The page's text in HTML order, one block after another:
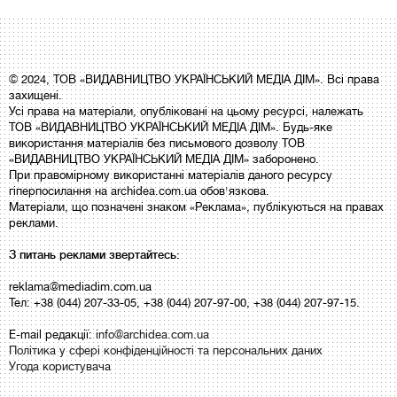
© 2024, ТОВ «ВИДАВНИЦТВО УКРАЇНСЬКИЙ МЕДІА ДІМ». Всі права
захищені.
Усі права на матеріали, опубліковані на цьому ресурсі, належать
ТОВ «ВИДАВНИЦТВО УКРАЇНСЬКИЙ МЕДІА ДІМ». Будь-яке
використання матеріалів без письмового дозволу ТОВ
«ВИДАВНИЦТВО УКРАЇНСЬКИЙ МЕДІА ДІМ» заборонено.
При правомірному використанні матеріалів даного ресурсу
гіперпосилання на archidea.com.ua обов'язкова.
Матеріали, що позначені знаком «Реклама», публікуються на правах
реклами.
З питань реклами звертайтесь:
reklama@mediadim.com.ua
Тел: +38 (044) 207-33-05, +38 (044) 207-97-00, +38 (044) 207-97-15.
E-mail редакції:info@archidea.com.ua
Політика у сфері конфіденційності та персональних даних
Угода користувача